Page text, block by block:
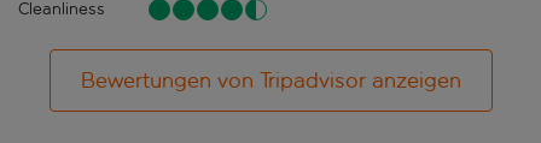
Cleanliness
Bewertungen von Tripadvisor anzeigen